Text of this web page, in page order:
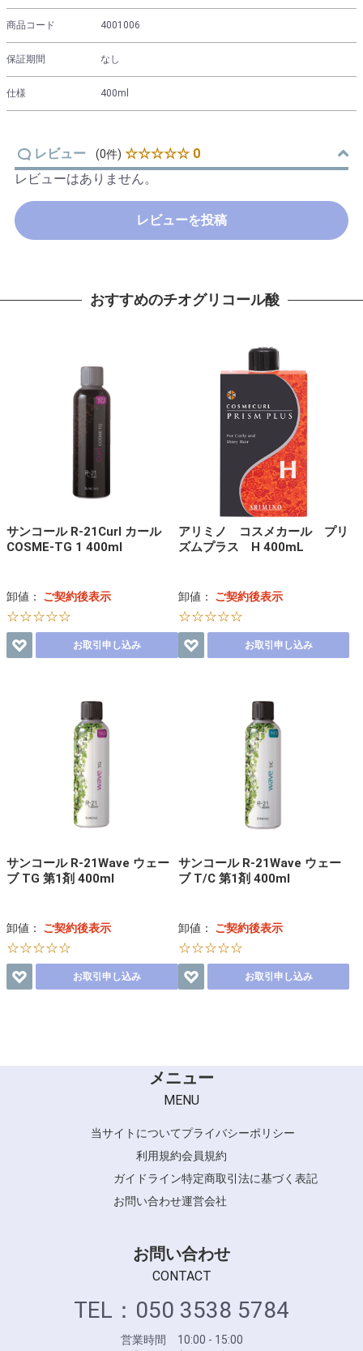
商品コード 4001006
保証期間 なし
仕様 400ml
レビュー (0件) ☆☆☆☆☆ 0
レビューはありません。
レビューを投稿
おすすめのチオグリコール酸
サンコール R-21Curl カール
COSME-TG 1 400ml
卸値： ご契約後表示
☆☆☆☆☆
お取引申し込み
アリミノ コスメカール プリ
ズムプラス H 400mL
卸値： ご契約後表示
☆☆☆☆☆
お取引申し込み
サンコール R-21Wave ウェー
ブ TG 第1剤 400ml
卸値： ご契約後表示
☆☆☆☆☆
お取引申し込み
サンコール R-21Wave ウェー
ブ T/C 第1剤 400ml
卸値： ご契約後表示
☆☆☆☆☆
お取引申し込み
メニュー
MENU
当サイトについてプライバシーポリシー
利用規約会員規約
ガイドライン特定商取引法に基づく表記
お問い合わせ運営会社
お問い合わせ
CONTACT
TEL：050 3538 5784
営業時間 10:00 - 15:00